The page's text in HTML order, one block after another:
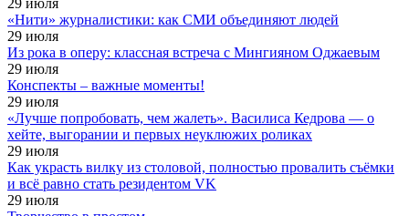
«Нити» журналистики: как СМИ объединяют людей
29 июля
Из рока в оперу: классная встреча с Мингияном Оджаевым
29 июля
Конспекты – важные моменты!
29 июля
«Лучше попробовать, чем жалеть». Василиса Кедрова — о
хейте, выгорании и первых неуклюжих роликах
29 июля
Как украсть вилку из столовой, полностью провалить съёмки
и всё равно стать резидентом VK
29 июля